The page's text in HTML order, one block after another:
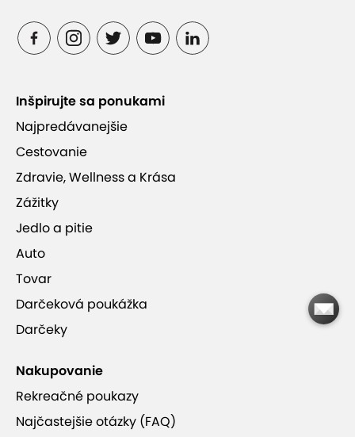
Inšpirujte sa ponukami
Najpredávanejšie
Cestovanie
Zdravie, Wellness a Krása
Zážitky
Jedlo a pitie
Auto
Tovar
Darčeková poukážka
Darčeky
Nakupovanie
Rekreačné poukazy
Najčastejšie otázky (FAQ)